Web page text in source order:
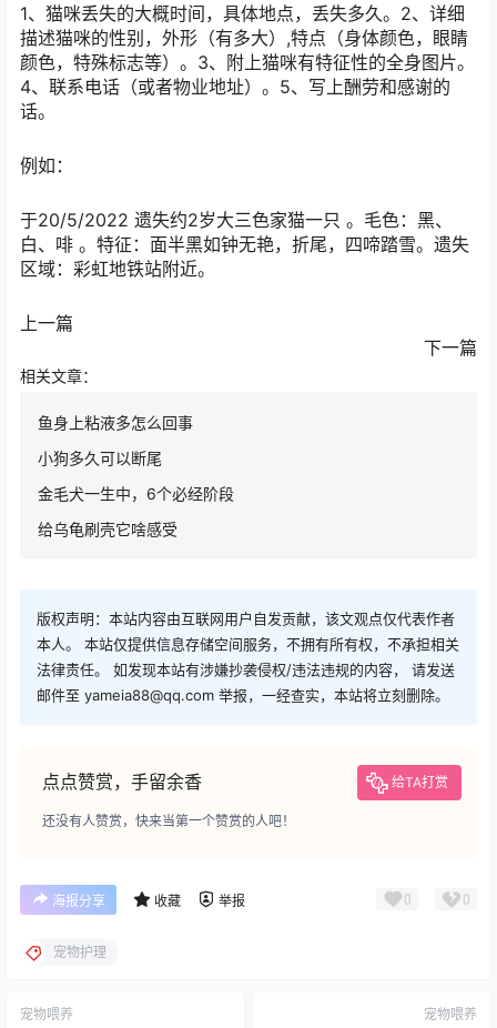
1、猫咪丢失的大概时间，具体地点，丢失多久。2、详细
描述猫咪的性别，外形（有多大）,特点（身体颜色，眼睛
颜色，特殊标志等）。3、附上猫咪有特征性的全身图片。
4、联系电话（或者物业地址）。5、写上酬劳和感谢的
话。
例如：
于20/5/2022 遗失约2岁大三色家猫一只 。毛色：黑、
白、啡 。特征：面半黑如钟无艳，折尾，四啼踏雪。遗失
区域：彩虹地铁站附近。
上一篇
下一篇
相关文章：
鱼身上粘液多怎么回事
小狗多久可以断尾
金毛犬一生中，6个必经阶段
给乌龟刷壳它啥感受
版权声明：本站内容由互联网用户自发贡献，该文观点仅代表作者
本人。 本站仅提供信息存储空间服务，不拥有所有权，不承担相关
法律责任。 如发现本站有涉嫌抄袭侵权/违法违规的内容， 请发送
邮件至 yameia88@qq.com 举报，一经查实，本站将立刻删除。
点点赞赏，手留余香 给TA打赏
还没有人赞赏，快来当第一个赞赏的人吧！
海报分享 收藏 举报 0 0
宠物护理
宠物喂养 宠物喂养